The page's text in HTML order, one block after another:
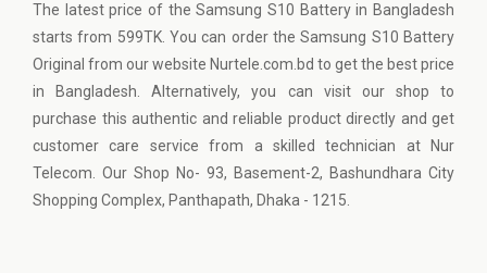
The latest price of the Samsung S10 Battery in Bangladesh
starts from 599TK. You can order the Samsung S10 Battery
Original from our website Nurtele.com.bd to get the best price
in Bangladesh. Alternatively, you can visit our shop to
purchase this authentic and reliable product directly and get
customer care service from a skilled technician at Nur
Telecom. Our Shop No- 93, Basement-2, Bashundhara City
Shopping Complex, Panthapath, Dhaka - 1215.